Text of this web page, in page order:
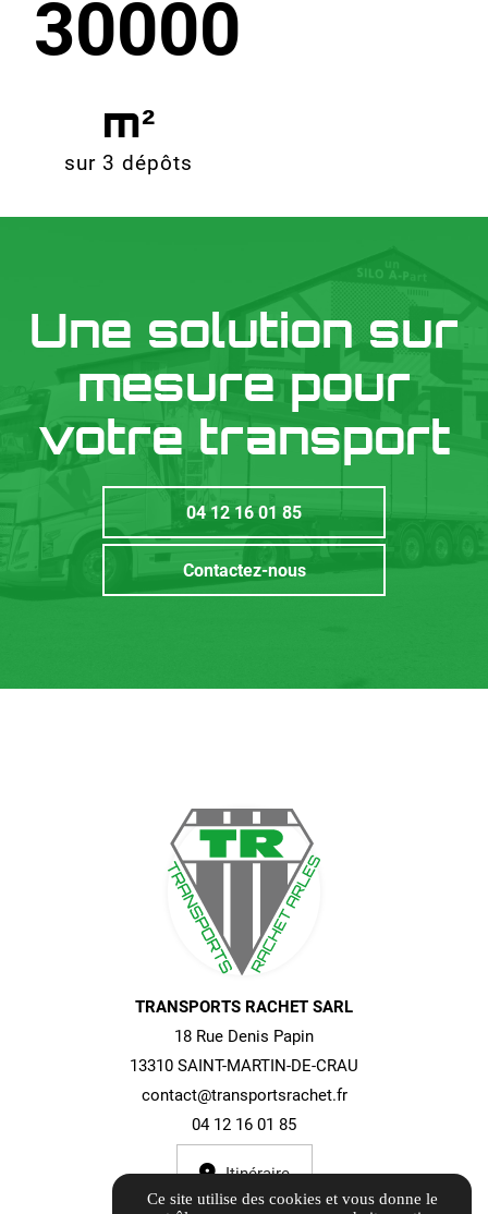
30000
sur 3 dépôts
Une solution sur
mesure pour
votre transport
04 12 16 01 85
Contactez-nous
TRANSPORTS RACHET SARL
18 Rue Denis Papin
13310 SAINT-MARTIN-DE-CRAU
contact@transportsrachet.fr
04 12 16 01 85
Itinéraire
Ce site utilise des cookies et vous donne le